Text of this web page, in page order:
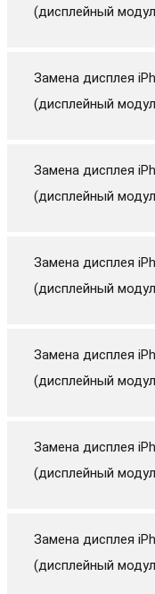
(дисплейный
Замена дисплея
(дисплейный
Замена дисплея
(дисплейный
Замена дисплея
(дисплейный
Замена дисплея
(дисплейный
Замена дисплея
(дисплейный
Замена дисплея
(дисплейный